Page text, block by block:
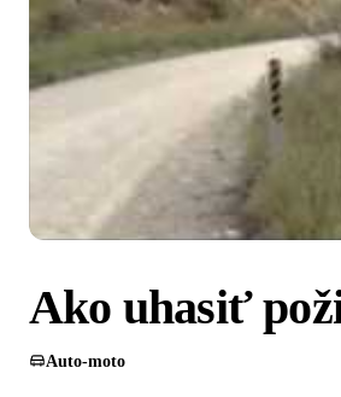
Ako uhasiť
Auto-moto